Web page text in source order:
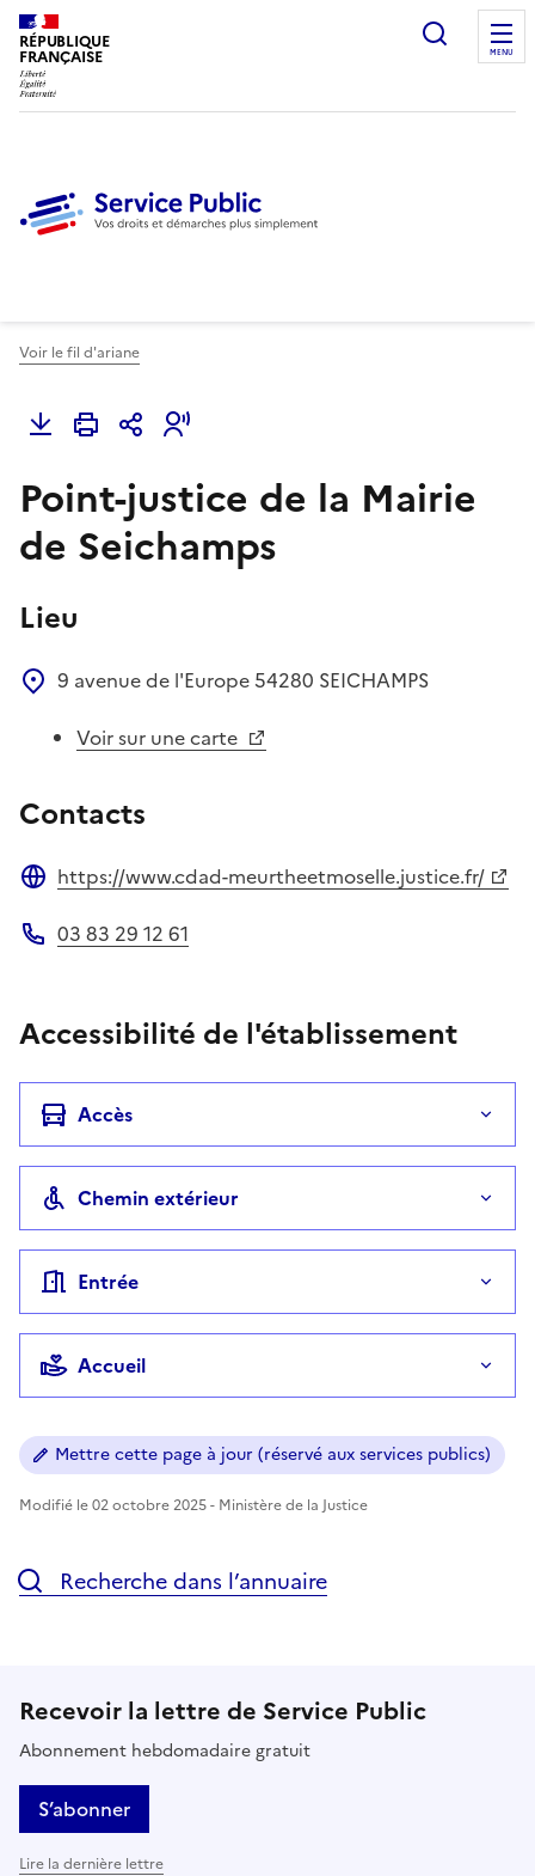
RÉPUBLIQUE
FRANÇAISE
Ouvrir
MENU
Voir le fil d'ariane
Point-justice de la Mairie
de Seichamps
Lieu
9 avenue de l'Europe 54280 SEICHAMPS
Voir sur une carte
Contacts
https://www.cdad-meurtheetmoselle.justice.fr/
03 83 29 12 61
Accessibilité de l'établissement
Accès
Chemin extérieur
Entrée
Accueil
Mettre cette page à jour (réservé aux services publics)
Modifié le 02 octobre 2025 - Ministère de la Justice
Recherche dans l’annuaire
Recevoir la lettre de Service Public
Abonnement hebdomadaire gratuit
S’abonner
Lire la dernière lettre